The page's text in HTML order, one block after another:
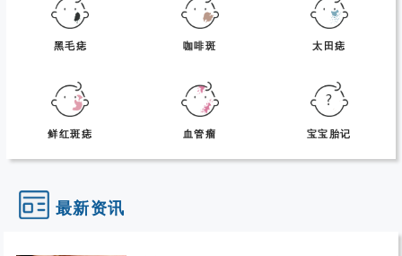
黑毛痣 咖啡斑 太田痣
鲜红斑痣 血管瘤 宝宝胎记
最新资讯